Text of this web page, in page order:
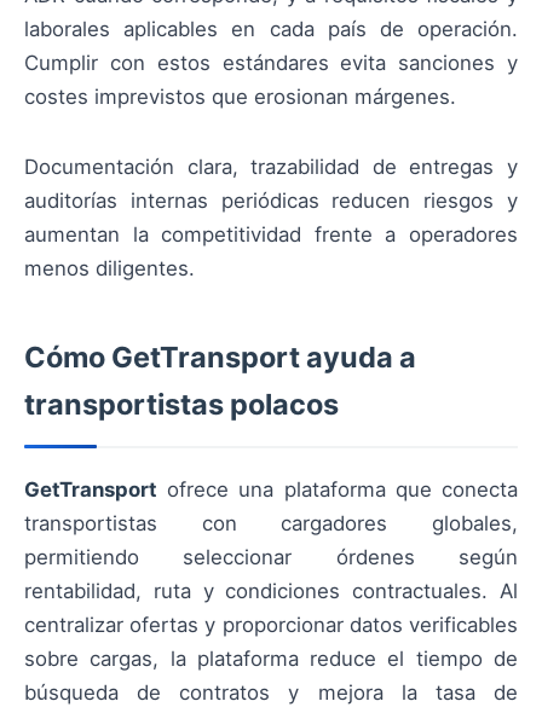
laborales aplicables en cada país de operación.
Cumplir con estos estándares evita sanciones y
costes imprevistos que erosionan márgenes.
Documentación clara, trazabilidad de entregas y
auditorías internas periódicas reducen riesgos y
aumentan la competitividad frente a operadores
menos diligentes.
Cómo GetTransport ayuda a
transportistas polacos
GetTransport ofrece una plataforma que conecta
transportistas con cargadores globales,
permitiendo seleccionar órdenes según
rentabilidad, ruta y condiciones contractuales. Al
centralizar ofertas y proporcionar datos verificables
sobre cargas, la plataforma reduce el tiempo de
búsqueda de contratos y mejora la tasa de